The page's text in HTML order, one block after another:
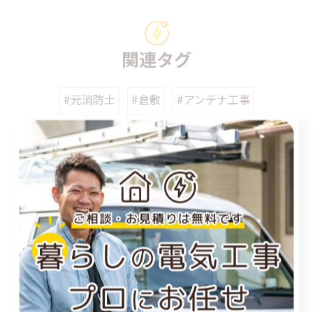
関連タグ
#元消防士 #倉敷 #アンテナ工事
カテゴリー Categories
全てのカテゴリー
福山市のエアコン工事
尾道市のエアコン工事
倉敷市のエアコン工事
アンテナ工事